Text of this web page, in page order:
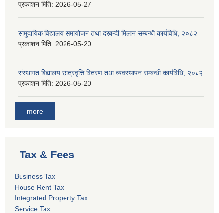
प्रकाशन मिति: 2026-05-27
सामुदायिक विद्यालय समायोजन तथा दरबन्दी मिलान सम्बन्धी कार्यविधि, २०८२
प्रकाशन मिति: 2026-05-20
संस्थागत विद्यालय छात्रवृत्ति वितरण तथा व्यवस्थापन सम्बन्धी कार्यविधि, २०८२
प्रकाशन मिति: 2026-05-20
more
Tax & Fees
Business Tax
House Rent Tax
Integrated Property Tax
Service Tax